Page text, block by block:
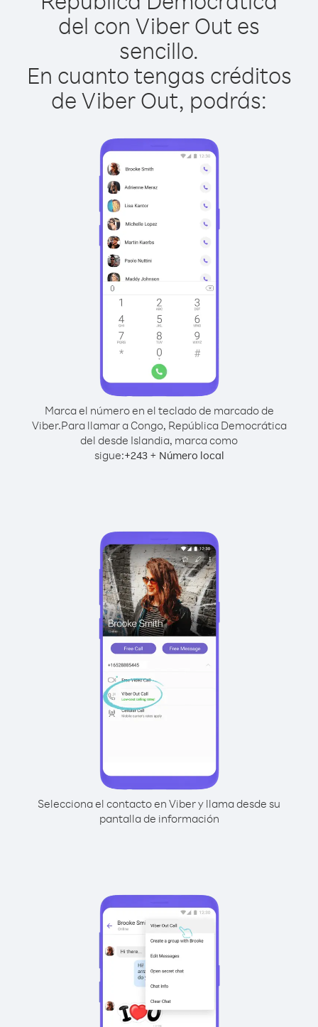
del con Viber Out es
sencillo.
En cuanto tengas créditos
de Viber Out, podrás:
Marca el número en el teclado de marcado de
Viber.Para llamar a Congo, República Democrática
del desde Islandia, marca como
sigue:+243+ Número local
Selecciona el contacto en Viber y llama desde su
pantalla de información